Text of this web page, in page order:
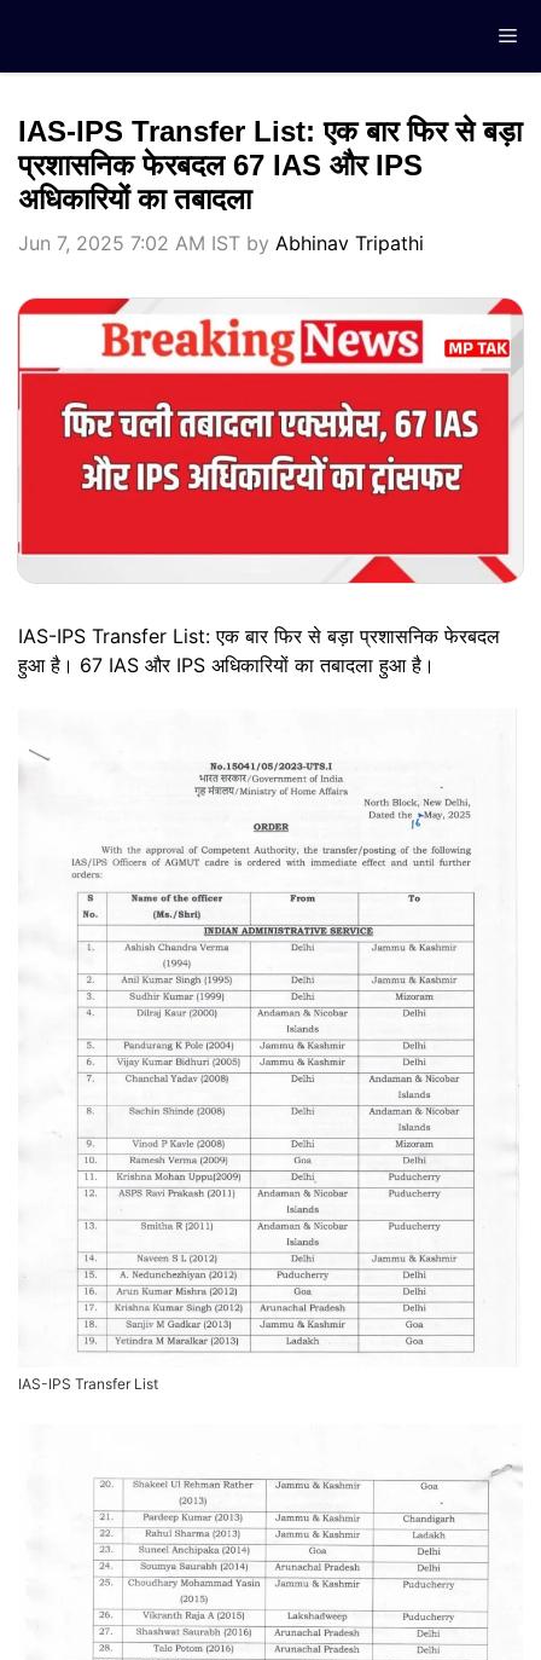
content
IAS-IPS Transfer List: एक बार फिर से बड़ा
प्रशासनिक फेरबदल 67 IAS और IPS
अधिकारियों का तबादला
Jun 7, 2025 7:02 AM IST by Abhinav Tripathi
IAS-IPS Transfer List: एक बार फिर से बड़ा प्रशासनिक फेरबदल
हुआ है। 67 IAS और IPS अधिकारियों का तबादला हुआ है।
IAS-IPS Transfer List